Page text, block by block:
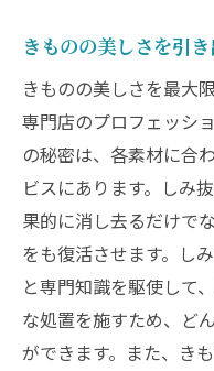
きものの美しさを引
きものの美しさを最大
専門店のプロフェッシ
の秘密は、各素材に合
ビスにあります。しみ
果的に消し去るだけで
をも復活させます。し
と専門知識を駆使して
な処置を施すため、ど
ができます。また、き